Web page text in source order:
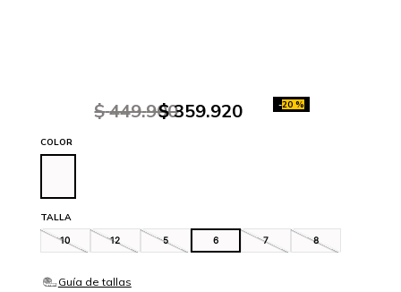
$ 449.900
$ 359.920 -20 %
TALLA
10 12 5 6 7 8
COLOR